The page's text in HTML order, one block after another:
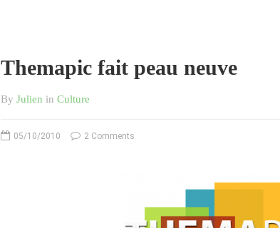
Themapic fait peau neuve
By Julien in Culture
05/10/2010 2 Comments